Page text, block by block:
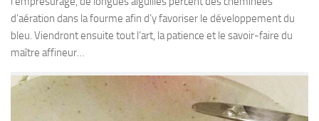
d’aération dans la fourme afin d’y favoriser le développement du
bleu. Viendront ensuite tout l’art, la patience et le savoir-faire du
maître affineur…